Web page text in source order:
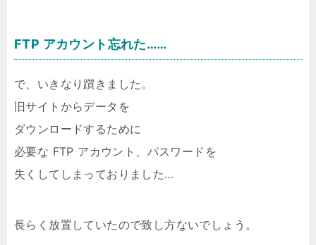
FTP アカウント忘れた……
で、いきなり躓きました。
旧サイトからデータを
ダウンロードするために
必要な FTP アカウント、パスワードを
失くしてしまっておりました…
長らく放置していたので致し方ないでしょう。